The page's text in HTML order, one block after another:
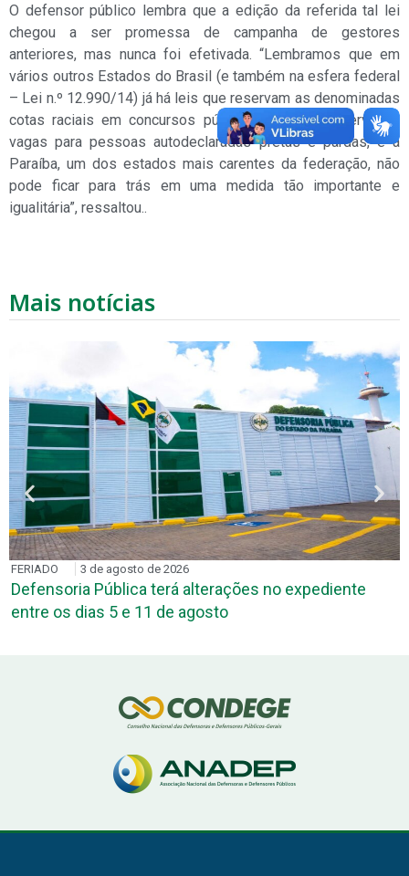
O defensor público lembra que a edição da referida tal lei
chegou a ser promessa de campanha de gestores
anteriores, mas nunca foi efetivada. “Lembramos que em
vários outros Estados do Brasil (e também na esfera federal
– Lei n.º 12.990/14) já há leis que reservam as denominadas
cotas raciais em concursos públicos, ou seja, reserva de
vagas para pessoas autodeclaradas pretas e pardas, e a
Paraíba, um dos estados mais carentes da federação, não
pode ficar para trás em uma medida tão importante e
igualitária”, ressaltou..
Mais notícias
FERIADO 3 de agosto de 2026
Defensoria Pública terá alterações no expediente
entre os dias 5 e 11 de agosto